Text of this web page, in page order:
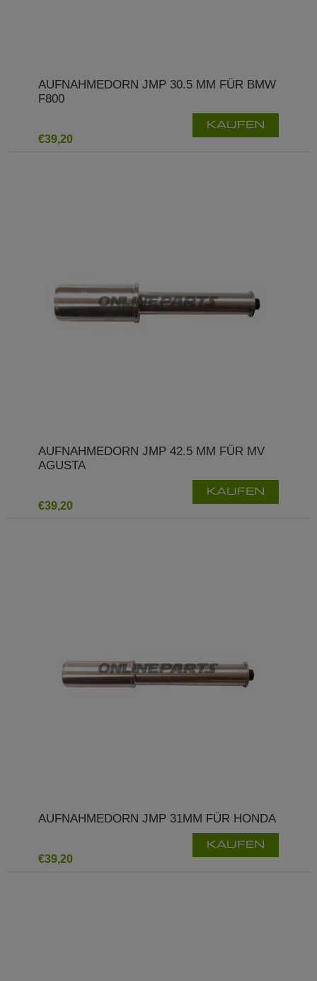
AUFNAHMEDORN JMP 30.5 MM FÜR BMW
F800
€39,20
KAUFEN
AUFNAHMEDORN JMP 42.5 MM FÜR MV
AGUSTA
€39,20
KAUFEN
AUFNAHMEDORN JMP 31MM FÜR HONDA
€39,20
KAUFEN